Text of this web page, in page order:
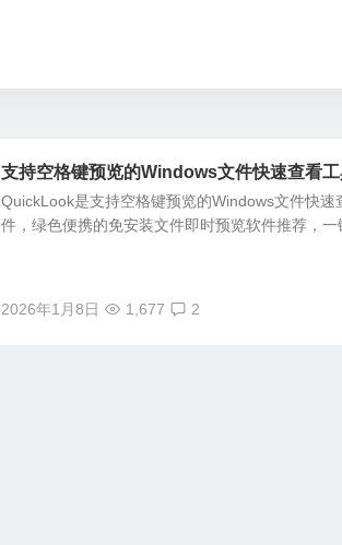
支持空格键预览的Windows文件快速查看
QuickLook是支持空格键预览的Windows文件快
件，绿色便携的免安装文件即时预览软件推荐，一
2026年1月8日 1,677 2